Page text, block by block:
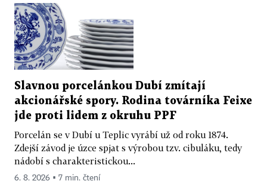
Slavnou porcelánkou Dubí zmítají
akcionářské spory. Rodina továrníka Feixe
jde proti lidem z okruhu PPF
Porcelán se v Dubí u Teplic vyrábí už od roku 1874.
Zdejší závod je úzce spjat s výrobou tzv. cibuláku, tedy
nádobí s charakteristickou...
6. 8. 2026 ▪ 7 min. čtení